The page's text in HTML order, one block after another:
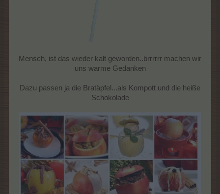
Mensch, ist das wieder kalt geworden..brrrrrr machen wir
uns warme Gedanken
Dazu passen ja die Bratäpfel...als Kompott und die heiße
Schokolade